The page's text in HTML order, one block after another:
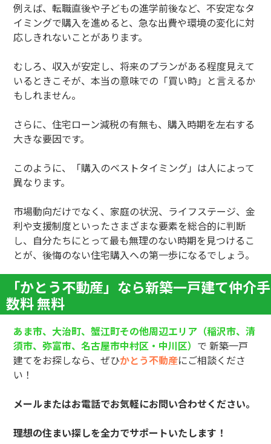
例えば、転職直後や子どもの進学前後など、不安定なタ
イミングで購入を進めると、急な出費や環境の変化に対
応しきれないことがあります。
むしろ、収入が安定し、将来のプランがある程度見えて
いるときこそが、本当の意味での「買い時」と言えるか
もしれません。
さらに、住宅ローン減税の有無も、購入時期を左右する
大きな要因です。
このように、「購入のベストタイミング」は人によって
異なります。
市場動向だけでなく、家庭の状況、ライフステージ、金
利や支援制度といったさまざまな要素を総合的に判断
し、自分たちにとって最も無理のない時期を見つけるこ
とが、後悔のない住宅購入への第一歩になるでしょう。
「かとう不動産」なら新築一戸建て仲介手
数料 無料
あま市、大治町、蟹江町その他周辺エリア（稲沢市、清
須市、弥富市、名古屋市中村区・中川区） で 新築一戸
建てをお探しなら、ぜひかとう不動産にご相談くださ
い！
メールまたはお電話でお気軽にお問い合わせください。
理想の住まい探しを全力でサポートいたします！